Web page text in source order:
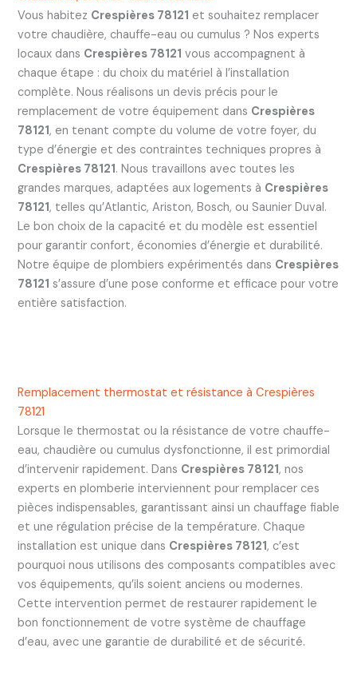
Vous habitez Crespières 78121 et souhaitez remplacer
votre chaudière, chauffe-eau ou cumulus ? Nos experts
locaux dans Crespières 78121 vous accompagnent à
chaque étape : du choix du matériel à l’installation
complète. Nous réalisons un devis précis pour le
remplacement de votre équipement dans Crespières
78121, en tenant compte du volume de votre foyer, du
type d’énergie et des contraintes techniques propres à
Crespières 78121. Nous travaillons avec toutes les
grandes marques, adaptées aux logements à Crespières
78121, telles qu’Atlantic, Ariston, Bosch, ou Saunier Duval.
Le bon choix de la capacité et du modèle est essentiel
pour garantir confort, économies d’énergie et durabilité.
Notre équipe de plombiers expérimentés dans Crespières
78121 s’assure d’une pose conforme et efficace pour votre
entière satisfaction.
Remplacement thermostat et résistance à Crespières
78121
Lorsque le thermostat ou la résistance de votre chauffe-
eau, chaudière ou cumulus dysfonctionne, il est primordial
d’intervenir rapidement. Dans Crespières 78121, nos
experts en plomberie interviennent pour remplacer ces
pièces indispensables, garantissant ainsi un chauffage fiable
et une régulation précise de la température. Chaque
installation est unique dans Crespières 78121, c’est
pourquoi nous utilisons des composants compatibles avec
vos équipements, qu’ils soient anciens ou modernes.
Cette intervention permet de restaurer rapidement le
bon fonctionnement de votre système de chauffage
d’eau, avec une garantie de durabilité et de sécurité.